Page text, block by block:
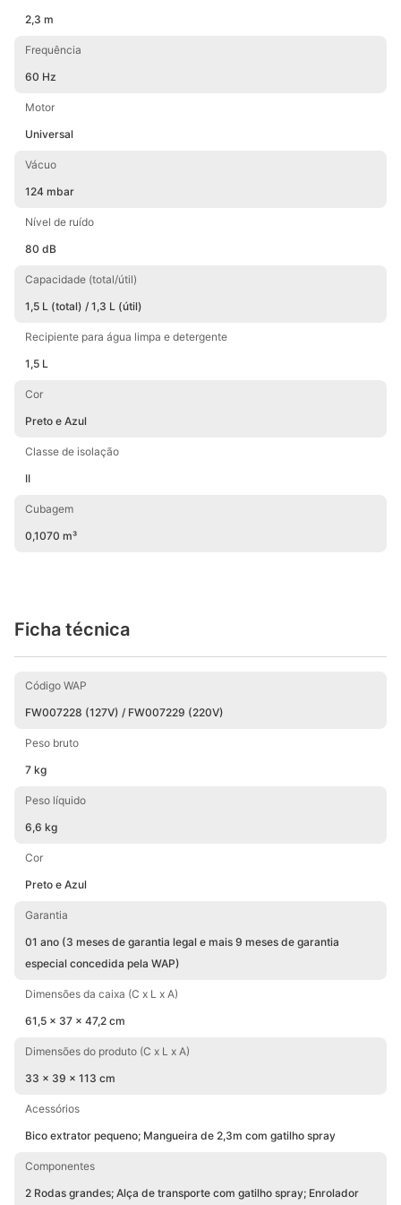
2,3 m
Frequência
60 Hz
Motor
Universal
Vácuo
124 mbar
Nível de ruído
80 dB
Capacidade (total/útil)
1,5 L (total) / 1,3 L (útil)
Recipiente para água limpa e detergente
1,5 L
Cor
Preto e Azul
Classe de isolação
II
Cubagem
0,1070 m³
Ficha técnica
Código WAP
FW007228 (127V) / FW007229 (220V)
Peso bruto
7 kg
Peso líquido
6,6 kg
Cor
Preto e Azul
Garantia
01 ano (3 meses de garantia legal e mais 9 meses de garantia
especial concedida pela WAP)
Dimensões da caixa (C x L x A)
61,5 x 37 x 47,2 cm
Dimensões do produto (C x L x A)
33 x 39 x 113 cm
Acessórios
Bico extrator pequeno; Mangueira de 2,3m com gatilho spray
Componentes
2 Rodas grandes; Alça de transporte com gatilho spray; Enrolador